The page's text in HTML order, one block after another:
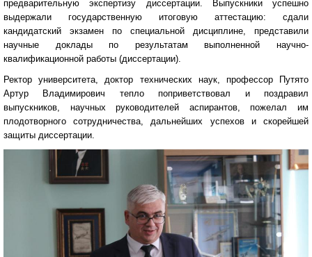
предварительную экспертизу диссертации. Выпускники успешно
выдержали государственную итоговую аттестацию: сдали
кандидатский экзамен по специальной дисциплине, представили
научные доклады по результатам выполненной научно-
квалификационной работы (диссертации).
Ректор университета, доктор технических наук, профессор Путято
Артур Владимирович тепло поприветствовал и поздравил
выпускников, научных руководителей аспирантов, пожелал им
плодотворного сотрудничества, дальнейших успехов и скорейшей
защиты диссертации.